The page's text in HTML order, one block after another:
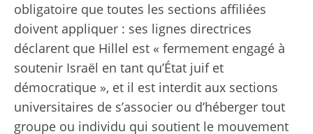
obligatoire que toutes les sections affiliées
doivent appliquer : ses lignes directrices
déclarent que Hillel est « fermement engagé à
soutenir Israël en tant qu’État juif et
démocratique », et il est interdit aux sections
universitaires de s’associer ou d’héberger tout
groupe ou individu qui soutient le mouvement